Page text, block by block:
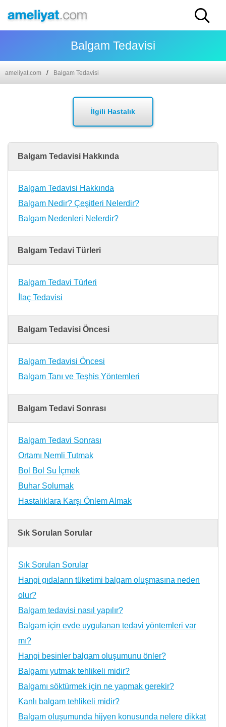
Balgam Tedavisi
ameliyat.com Balgam Tedavisi
İlgili Hastalık
Balgam Tedavisi Hakkında
Balgam Tedavisi Hakkında
Balgam Nedir? Çeşitleri Nelerdir?
Balgam Nedenleri Nelerdir?
Balgam Tedavi Türleri
Balgam Tedavi Türleri
İlaç Tedavisi
Balgam Tedavisi Öncesi
Balgam Tedavisi Öncesi
Balgam Tanı ve Teşhis Yöntemleri
Balgam Tedavi Sonrası
Balgam Tedavi Sonrası
Ortamı Nemli Tutmak
Bol Bol Su İçmek
Buhar Solumak
Hastalıklara Karşı Önlem Almak
Sık Sorulan Sorular
Sık Sorulan Sorular
Hangi gıdaların tüketimi balgam oluşmasına neden
olur?
Balgam tedavisi nasıl yapılır?
Balgam için evde uygulanan tedavi yöntemleri var
mı?
Hangi besinler balgam oluşumunu önler?
Balgamı yutmak tehlikeli midir?
Balgamı söktürmek için ne yapmak gerekir?
Kanlı balgam tehlikeli midir?
Balgam oluşumunda hijyen konusunda nelere dikkat